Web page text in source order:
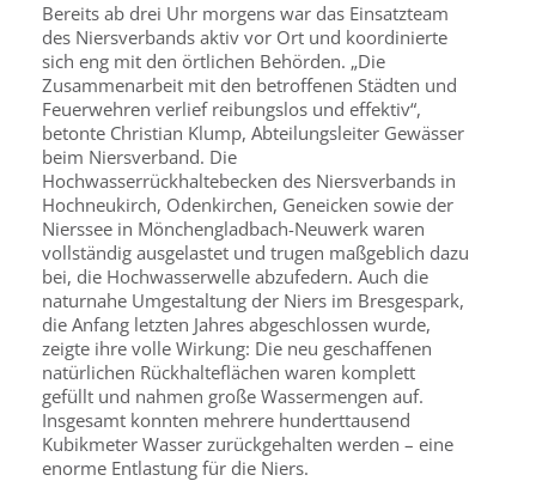
Bereits ab drei Uhr morgens war das Einsatzteam
des Niersverbands aktiv vor Ort und koordinierte
sich eng mit den örtlichen Behörden. „Die
Zusammenarbeit mit den betroffenen Städten und
Feuerwehren verlief reibungslos und effektiv“,
betonte Christian Klump, Abteilungsleiter Gewässer
beim Niersverband. Die
Hochwasserrückhaltebecken des Niersverbands in
Hochneukirch, Odenkirchen, Geneicken sowie der
Nierssee in Mönchengladbach-Neuwerk waren
vollständig ausgelastet und trugen maßgeblich dazu
bei, die Hochwasserwelle abzufedern. Auch die
naturnahe Umgestaltung der Niers im Bresgespark,
die Anfang letzten Jahres abgeschlossen wurde,
zeigte ihre volle Wirkung: Die neu geschaffenen
natürlichen Rückhalteflächen waren komplett
gefüllt und nahmen große Wassermengen auf.
Insgesamt konnten mehrere hunderttausend
Kubikmeter Wasser zurückgehalten werden – eine
enorme Entlastung für die Niers.